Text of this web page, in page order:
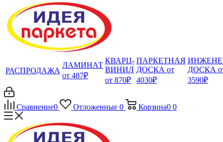
РАСПРОДАЖА
ЛАМИНАТ
от 487₽
КВАРЦ-
ВИНИЛ
от 870₽
ПАРКЕТНАЯ
ДОСКА от
4030₽
ДОСКА
3590₽
Сравнение0 Отложенные 0 Корзина0 0